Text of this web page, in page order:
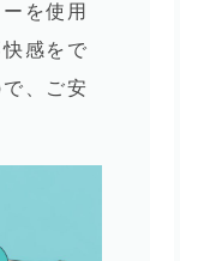
を使用
感をで
、ご安